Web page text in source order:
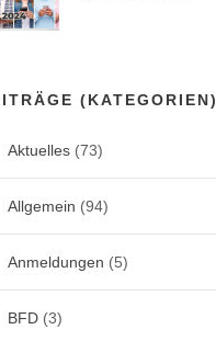
(KATEGORIEN)
Aktuelles (73)
Allgemein (94)
Anmeldungen (5)
BFD (3)